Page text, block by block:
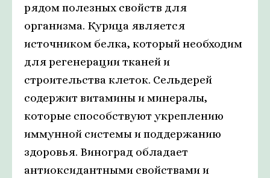
рядом полезных свойств для
организма. Курица является
источником белка, который необходим
для регенерации тканей и
строительства клеток. Сельдерей
содержит витамины и минералы,
которые способствуют укреплению
иммунной системы и поддержанию
здоровья. Виноград обладает
антиоксидантными свойствами и